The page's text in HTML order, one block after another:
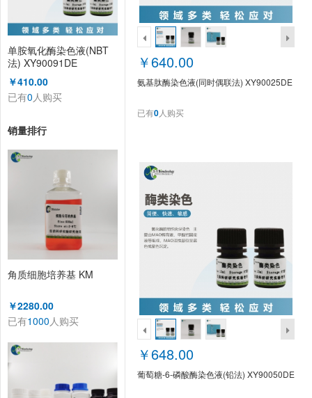
单胺氧化酶染色液(NBT
法) XY90091DE
￥410.00
已有0人购买
销量排行
角质细胞培养基 KM
￥2280.00
已有1000人购买
￥640.00
氨基肽酶染色液(同时偶联法) XY90025DE
已有0人购买
￥648.00
葡萄糖-6-磷酸酶染色液(铅法) XY90050DE